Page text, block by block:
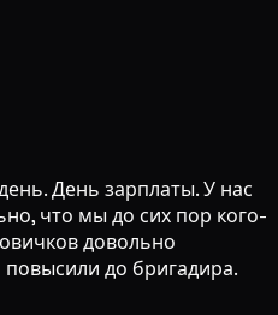
День зарплаты. У нас
что мы до сих пор кого-
довольно
до бригадира.